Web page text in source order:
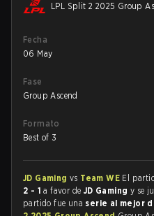
LPL Split 2 2025 Group
Fecha
06 May
Fase
Group Ascend
Formato
Best of 3
JD Gaming vs Team WE El
2 - 1 a favor de JD Gaming y se
partido fue una serie al mejor